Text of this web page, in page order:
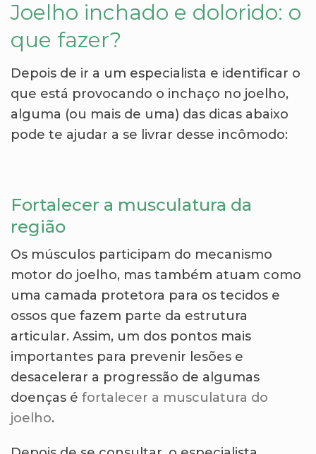
Joelho inchado e dolorido: o
que fazer?
Depois de ir a um especialista e identificar o
que está provocando o inchaço no joelho,
alguma (ou mais de uma) das dicas abaixo
pode te ajudar a se livrar desse incômodo:
Fortalecer a musculatura da
região
Os músculos participam do mecanismo
motor do joelho, mas também atuam como
uma camada protetora para os tecidos e
ossos que fazem parte da estrutura
articular. Assim, um dos pontos mais
importantes para prevenir lesões e
desacelerar a progressão de algumas
doenças é fortalecer a musculatura do
joelho.